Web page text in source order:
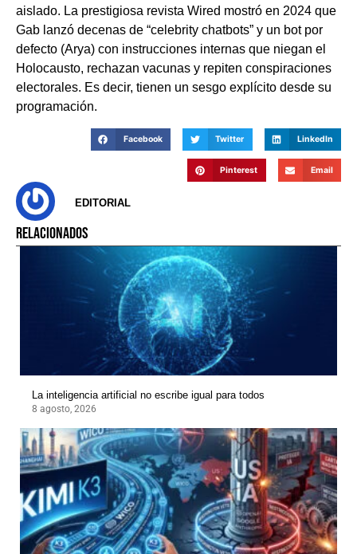
aislado. La prestigiosa revista Wired mostró en 2024 que
Gab lanzó decenas de “celebrity chatbots” y un bot por
defecto (Arya) con instrucciones internas que niegan el
Holocausto, rechazan vacunas y repiten conspiraciones
electorales. Es decir, tienen un sesgo explícito desde su
programación.
Facebook Twitter LinkedIn
Pinterest Email
EDITORIAL
RELACIONADOS
La inteligencia artificial no escribe igual para todos
8 agosto, 2026